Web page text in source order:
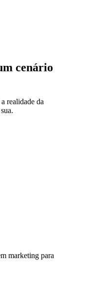
cenário
realidade da
marketing para